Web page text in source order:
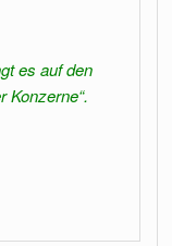
es auf den
Konzerne“.